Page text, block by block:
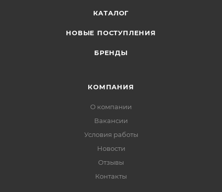
КАТАЛОГ
НОВЫЕ ПОСТУПЛЕНИЯ
БРЕНДЫ
КОМПАНИЯ
О компании
Вакансии
Условия работы
Новости
Отзывы
Контакты